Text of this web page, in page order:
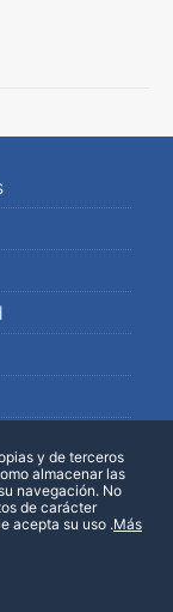
y de terceros
almacenar las
navegación. No
de carácter
acepta su uso .Más